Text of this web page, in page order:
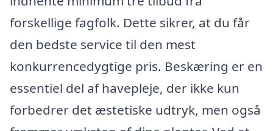
forskellige fagfolk. Dette sikrer, at du får
den bedste service til den mest
konkurrencedygtige pris. Beskæring er en
essentiel del af havepleje, der ikke kun
forbedrer det æstetiske udtryk, men også